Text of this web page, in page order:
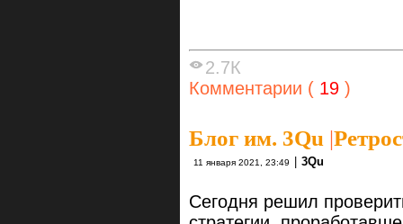
2.7К
Комментарии ( 19 )
Блог им. 3Qu |
11 января 2021, 23:49 3Qu
Сегодня решил